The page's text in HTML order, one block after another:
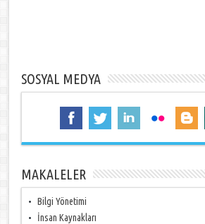
SOSYAL MEDYA
MAKALELER
Bilgi Yönetimi
İnsan Kaynakları